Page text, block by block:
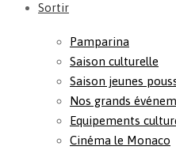
Sortir
Pamparina
Saison culturelle
Saison jeunes
Nos grands
Equipements
Cinéma le Monaco